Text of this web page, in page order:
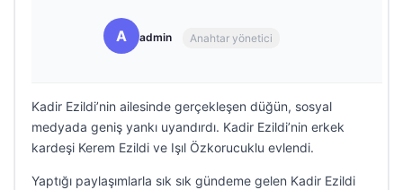
A admin Anahtar yönetici
Kadir Ezildi’nin ailesinde gerçekleşen düğün, sosyal
medyada geniş yankı uyandırdı. Kadir Ezildi’nin erkek
kardeşi Kerem Ezildi ve Işıl Özkorucuklu evlendi.
Yaptığı paylaşımlarla sık sık gündeme gelen Kadir Ezildi